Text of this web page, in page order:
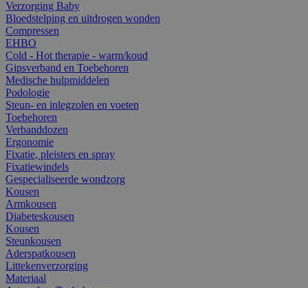
Verzorging Baby
Bloedstelping en uitdrogen wonden
Compressen
EHBO
Cold - Hot therapie - warm/koud
Gipsverband en Toebehoren
Medische hulpmiddelen
Podologie
Steun- en inlegzolen en voeten
Toebehoren
Verbanddozen
Ergonomie
Fixatie, pleisters en spray
Fixatiewindels
Gespecialiseerde wondzorg
Kousen
Armkousen
Diabeteskousen
Kousen
Steunkousen
Aderspatkousen
Littekenverzorging
Materiaal